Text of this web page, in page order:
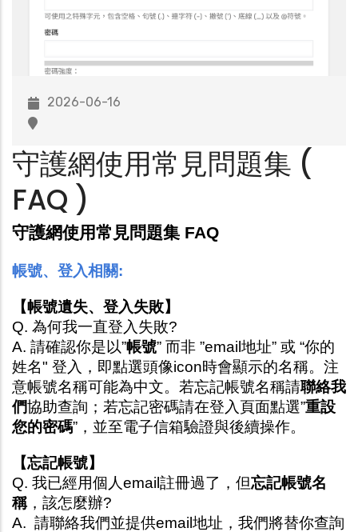
2026-06-16
守護網使用常見問題集 (
FAQ )
守護網使用常見問題集 FAQ
帳號、登入相關:
【帳號遺失、登入失敗】
Q. 為何我一直登入失敗?
A. 請確認你是以”帳號” 而非 ”email地址” 或 “你的
姓名" 登入，即點選頭像icon時會顯示的名稱。注
意帳號名稱可能為中文。若忘記帳號名稱請聯絡我
們協助查詢；若忘記密碼請在登入頁面點選”重設
您的密碼”，並至電子信箱驗證與後續操作。
【忘記帳號】
Q. 我已經用個人email註冊過了，但忘記帳號名
稱，該怎麼辦?
A.  請聯絡我們並提供email地址，我們將替你查詢